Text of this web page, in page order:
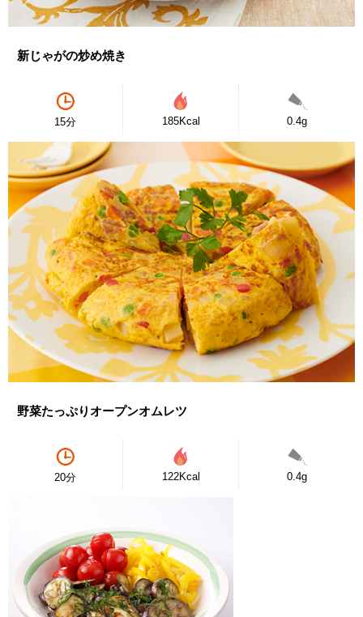
新じゃがの炒め焼き
15分 185Kcal 0.4g
野菜たっぷりオープンオムレツ
20分 122Kcal 0.4g